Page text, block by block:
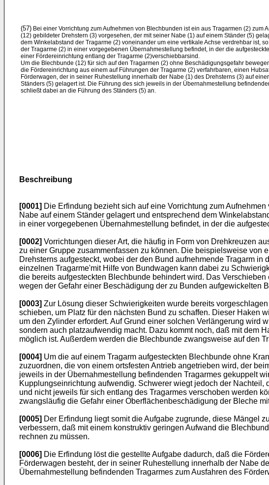
(57) Bei einer Vorrichtung zum Aufnehmen von Blechbunden ist ein aus Tragarmen (2) zum
(12) gebildeter Drehstern (3) vorgesehen, der mit seiner Nabe (1) auf einem Ständer (5)
dem Winkelabstand der Tragarme (2) voneinander um eine vertikale Achse verdrehbar ist,
der Tragarme (2) in einer vorgegebenen Übernahmestellung befindet, in der die
einer Fördereinrichtung entlang der Tragarme (2)verschiebbarsind.
Um die Blechbunde (12) für sich auf den Tragarmen (2) ohne Beschädigungsgefahr
die Fördereinrichtung aus einem auf Führungen der Tragarme (2) verfahrbaren, einen
Förderwagen, der in seiner Ruhestellung innerhalb der Nabe (1) des Drehsterns (3) auf
Ständers (5) gelagert ist. Die Führung des sich jeweils in der Übernahmestellung
schließt dabei an die Führung des Ständers (5) an.
Beschreibung
[0001] Die Erfindung bezieht sich auf eine Vorrichtung zum
Nabe auf einem Ständer gelagert und entsprechend dem
in einer vorgegebenen Übernahmestellung befindet, in der die
[0002] Vorrichtungen dieser Art, die häufig in Form von Drehkreuzen
zu einer Gruppe zusammenfassen zu können. Die beispielsweise
Drehsterns aufgesteckt, wobei der den Bund aufnehmende Tragarm
einzelnen Tragarme'mit Hilfe von Bundwagen kann dabei zu
die bereits aufgesteckten Blechbunde behindert wird. Das
wegen der Gefahr einer Beschädigung der zu Bunden aufgewickelten
[0003] Zur Lösung dieser Schwierigkeiten wurde bereits
schieben, um Platz für den nächsten Bund zu schaffen. Dieser Haken
um den Zylinder erfordert. Auf Grund einer solchen Verlängerung wird
sondern auch platzaufwendig macht. Dazu kommt noch, daß mit dem
möglich ist. Außerdem werden die Blechbunde zwangsweise auf den
[0004] Um die auf einem Tragarm aufgesteckten Blechbunde ohne
zuzuordnen, die von einem ortsfesten Antrieb angetrieben wird, der
jeweils in der Übernahmestellung befindenden Tragarmes gekuppelt
Kupplungseinrichtung aufwendig. Schwerer wiegt jedoch der
und nicht jeweils für sich entlang des Tragarmes verschoben werden
zwangsläufig die Gefahr einer Oberflächenbeschädigung der Bleche
[0005] Der Erfindung liegt somit die Aufgabe zugrunde, diese Mängel
verbessern, daß mit einem konstruktiv geringen Aufwand die
rechnen zu müssen.
[0006] Die Erfindung löst die gestellte Aufgabe dadurch, daß die
Förderwagen besteht, der in seiner Ruhestellung innerhalb der Nabe
Übernahmestellung befindenden Tragarmes zum Ausfahren des